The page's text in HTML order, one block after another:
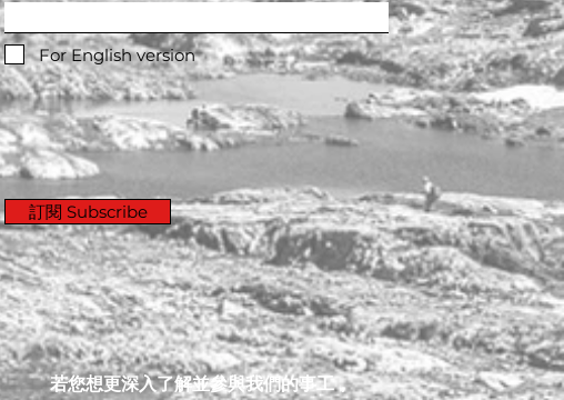
For English version
訂閱 Subscribe
​若您想更深入了解並參與我們的事工，